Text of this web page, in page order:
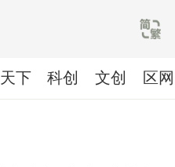
天下 科创 文创 区网